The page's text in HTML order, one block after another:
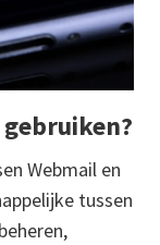
Webmail en
tussen